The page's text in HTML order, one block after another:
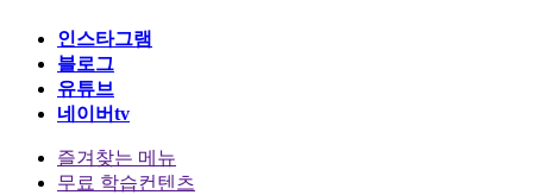
인스타그램
블로그
유튜브
네이버tv
즐겨찾는 메뉴
무료 학습컨텐츠